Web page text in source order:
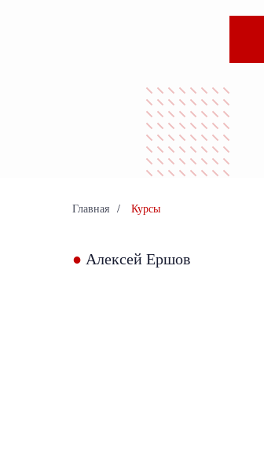
Главная / Курсы
● Алексей Ершов